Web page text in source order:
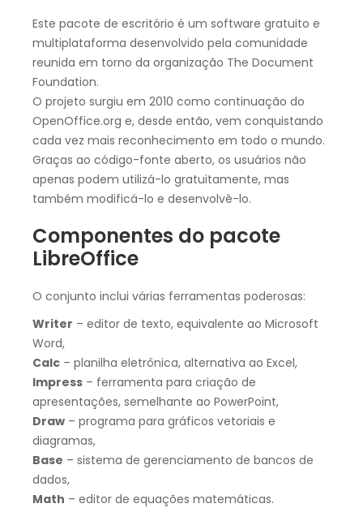
Este pacote de escritório é um software gratuito e
multiplataforma desenvolvido pela comunidade
reunida em torno da organização The Document
Foundation.
O projeto surgiu em 2010 como continuação do
OpenOffice.org e, desde então, vem conquistando
cada vez mais reconhecimento em todo o mundo.
Graças ao código-fonte aberto, os usuários não
apenas podem utilizá-lo gratuitamente, mas
também modificá-lo e desenvolvê-lo.
Componentes do pacote
LibreOffice
O conjunto inclui várias ferramentas poderosas:
Writer – editor de texto, equivalente ao Microsoft
Word,
Calc – planilha eletrônica, alternativa ao Excel,
Impress – ferramenta para criação de
apresentações, semelhante ao PowerPoint,
Draw – programa para gráficos vetoriais e
diagramas,
Base – sistema de gerenciamento de bancos de
dados,
Math – editor de equações matemáticas.